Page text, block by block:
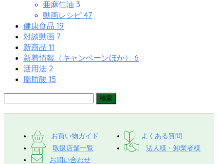
亜麻仁油 3
動画レシピ 47
健康食品 19
対談動画 7
新商品 11
新着情報（キャンペーンほか） 6
活用法 2
脂肪酸 15
お買い物ガイド
よくある質問
取扱店舗一覧
法人様・卸業者様
お問い合わせ